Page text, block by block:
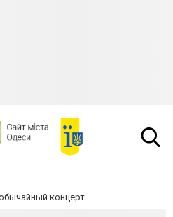
концерт